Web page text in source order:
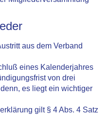
aus dem Verband
eines Kalenderjahres
von drei
es liegt ein wichtiger
gilt § 4 Abs. 4 Satz